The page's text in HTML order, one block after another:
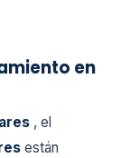
en
, el
están